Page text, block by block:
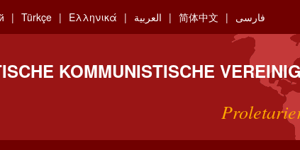
Türkçe Ελληνικά العربية 简体中文 فارسی
KOMMUNISTISCHE